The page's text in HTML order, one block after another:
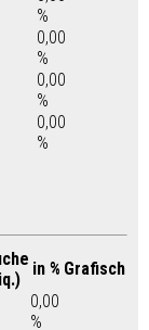
%
0,00
%
0,00
%
0,00
%
in % Grafisch
0,00
%